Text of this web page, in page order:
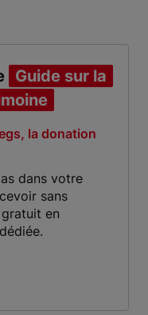
Guide sur la
la donation
dans votre
sans
en